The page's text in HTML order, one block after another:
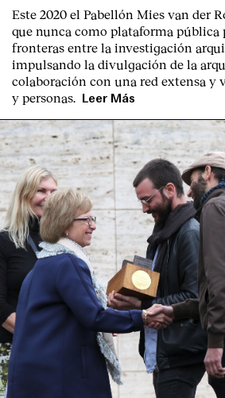
Este 2020 el Pabellón Mies van der
que nunca como plataforma pública
fronteras entre la investigación
impulsando la divulgación de la
colaboración con una red extensa y
y personas.
Leer Más